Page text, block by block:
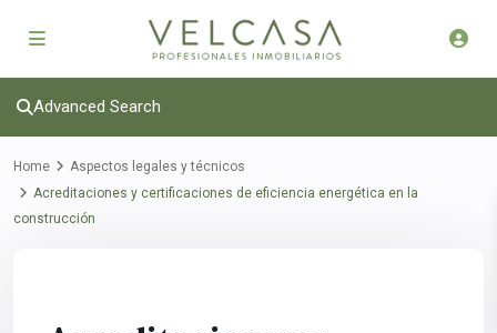
Advanced Search
Home
Aspectos legales y técnicos
Acreditaciones y certificaciones de eficiencia energética en la
construcción